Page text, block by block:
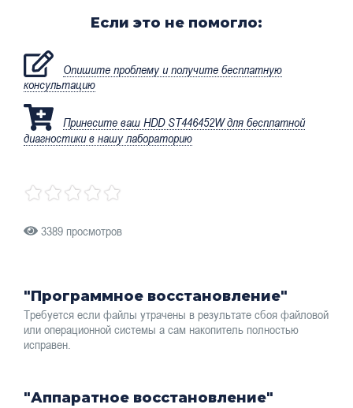
Если это не помогло:
Опишите проблему и получите бесплатную
консультацию
Принесите ваш HDD ST446452W для бесплатной
диагностики в нашу лабораторию
3389 просмотров
"Программное восстановление"
Требуется если файлы утрачены в результате сбоя файловой
или операционной системы а сам накопитель полностью
исправен.
"Аппаратное восстановление"